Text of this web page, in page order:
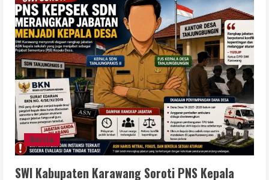
Berita
SWI Kabupaten Karawang Soroti PNS Kepala